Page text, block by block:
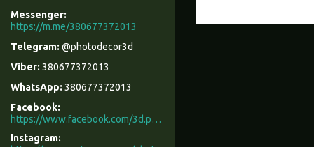
https://m.me/380677372013
@photodecor3d
380677372013
380677372013
Facebook
https://www.facebook.com/3d.photodecor/
Instagram